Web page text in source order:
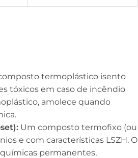
termoplástico isento
tóxicos em caso de incêndio
amolece quando
Um composto termofixo (ou
e com características LSZH. O
permanentes,